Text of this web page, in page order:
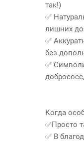
так!)
✅
лишних
✅
без
✅
Когда
✅Просто
✅ В